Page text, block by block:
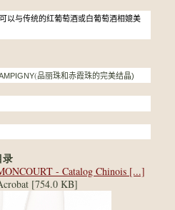
以与传统的红葡萄酒或白葡萄酒相媲美
(品丽珠和赤霞珠的完美结晶)
录
- Catalog Chinois [...]
[754.0 KB]